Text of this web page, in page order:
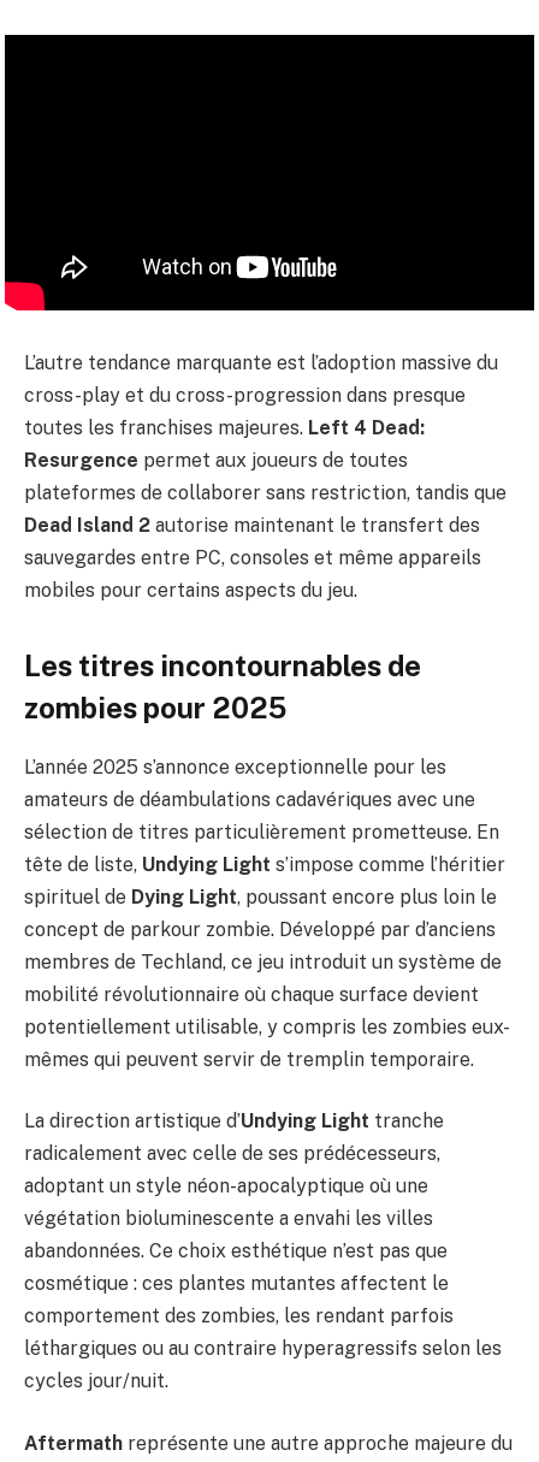
L’autre tendance marquante est l’adoption massive du
cross-play et du cross-progression dans presque
toutes les franchises majeures. Left 4 Dead:
Resurgence permet aux joueurs de toutes
plateformes de collaborer sans restriction, tandis que
Dead Island 2 autorise maintenant le transfert des
sauvegardes entre PC, consoles et même appareils
mobiles pour certains aspects du jeu.
Les titres incontournables de
zombies pour 2025
L’année 2025 s’annonce exceptionnelle pour les
amateurs de déambulations cadavériques avec une
sélection de titres particulièrement prometteuse. En
tête de liste, Undying Light s’impose comme l’héritier
spirituel de Dying Light, poussant encore plus loin le
concept de parkour zombie. Développé par d’anciens
membres de Techland, ce jeu introduit un système de
mobilité révolutionnaire où chaque surface devient
potentiellement utilisable, y compris les zombies eux-
mêmes qui peuvent servir de tremplin temporaire.
La direction artistique d’Undying Light tranche
radicalement avec celle de ses prédécesseurs,
adoptant un style néon-apocalyptique où une
végétation bioluminescente a envahi les villes
abandonnées. Ce choix esthétique n’est pas que
cosmétique : ces plantes mutantes affectent le
comportement des zombies, les rendant parfois
léthargiques ou au contraire hyperagressifs selon les
cycles jour/nuit.
Aftermath représente une autre approche majeure du